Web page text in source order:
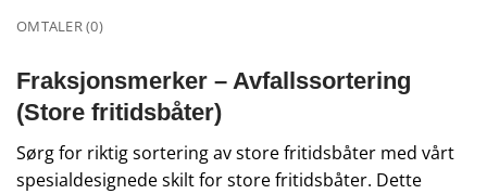
OMTALER (0)
Fraksjonsmerker – Avfallssortering
(Store fritidsbåter)
Sørg for riktig sortering av store fritidsbåter med vårt
spesialdesignede skilt for store fritidsbåter. Dette